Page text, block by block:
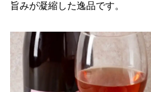
旨みが凝縮した逸品です。